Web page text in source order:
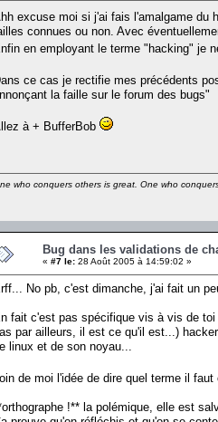
excuse moi si j'ai fais l'amalgame du
connues ou non. Avec
en employant le terme "hacking" je
ce cas je rectifie mes précédents
la faille sur le forum des bugs"
à + BufferBob
who conquers others is great. One who
Bug dans les validations de
« #7 le: 28 Août 2005 à 14:59:02 »
No pb, c'est dimanche, j'ai fait un
fait c'est pas spécifique vis à vis de
par ailleurs, il est ce qu'il est...)
linux et de son noyau...
Loin de moi l'idée de dire quel terme il
!** la polémique, elle est